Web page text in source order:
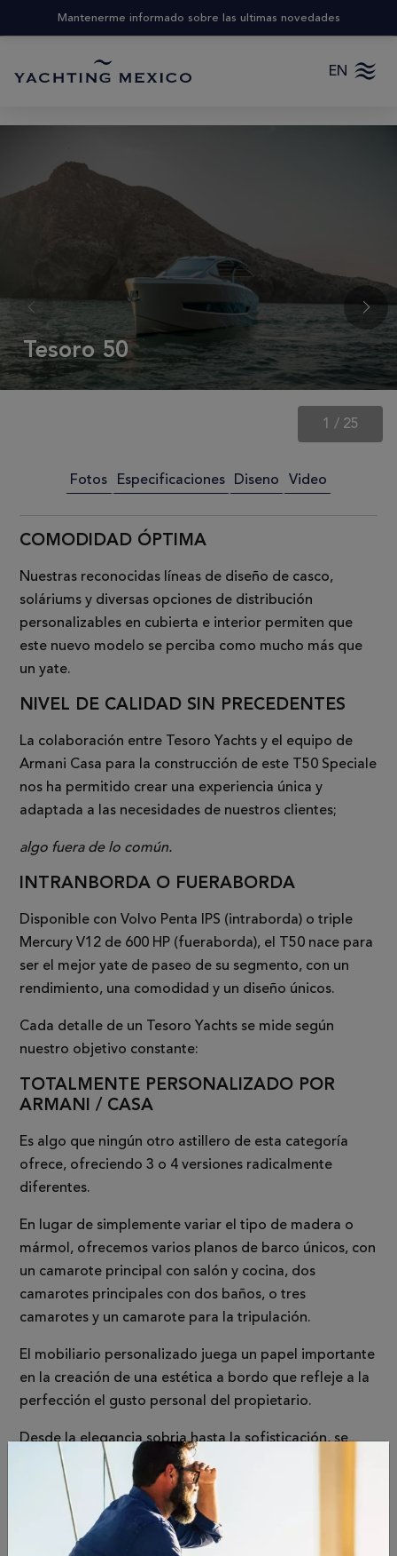
Mantenerme informado sobre las ultimas novedades
EN
Tesoro 50
1 / 25
Fotos Especificaciones Diseno Video
COMODIDAD ÓPTIMA
Nuestras reconocidas líneas de diseño de casco,
soláriums y diversas opciones de distribución
personalizables en cubierta e interior permiten que
este nuevo modelo se perciba como mucho más que
un yate.
NIVEL DE CALIDAD SIN PRECEDENTES
La colaboración entre Tesoro Yachts y el equipo de
Armani Casa para la construcción de este T50 Speciale
nos ha permitido crear una experiencia única y
adaptada a las necesidades de nuestros clientes;
algo fuera de lo común.
INTRANBORDA O FUERABORDA
Disponible con Volvo Penta IPS (intraborda) o triple
Mercury V12 de 600 HP (fueraborda), el T50 nace para
ser el mejor yate de paseo de su segmento, con un
rendimiento, una comodidad y un diseño únicos.
Cada detalle de un Tesoro Yachts se mide según
nuestro objetivo constante:
TOTALMENTE PERSONALIZADO POR
ARMANI / CASA
Es algo que ningún otro astillero de esta categoría
ofrece, ofreciendo 3 o 4 versiones radicalmente
diferentes.
En lugar de simplemente variar el tipo de madera o
mármol, ofrecemos varios planos de barco únicos, con
un camarote principal con salón y cocina, dos
camarotes principales con dos baños, o tres
camarotes y un camarote para la tripulación.
El mobiliario personalizado juega un papel importante
en la creación de una estética a bordo que refleje a la
perfección el gusto personal del propietario.
Desde la elegancia sobria hasta la sofisticación, se
utilizan exclusivamente los cueros Armani Casa de
primera calidad, seleccionados a mano.